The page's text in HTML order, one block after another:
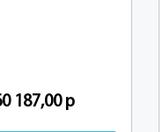
187,00 р